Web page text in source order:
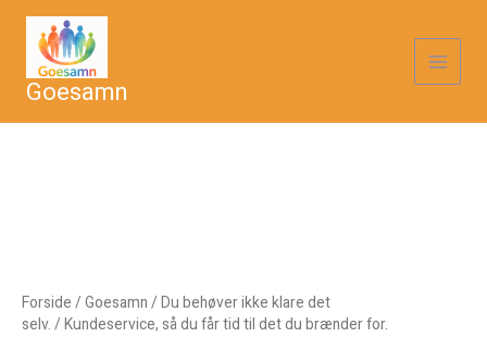
indholdet
Goesamn
Forside / Goesamn / Du behøver ikke klare det
selv. / Kundeservice, så du får tid til det du brænder for.